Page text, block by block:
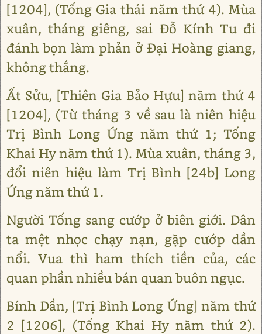
[1204], (Tống Gia thái năm thứ 4). Mùa
xuân, tháng giêng, sai Đỗ Kính Tu đi
đánh bọn làm phản ở Đại Hoàng giang,
không thắng.
Ất Sửu, [Thiên Gia Bảo Hựu] năm thứ 4
[1204], (Từ tháng 3 về sau là niên hiệu
Trị Bình Long Ứng năm thứ 1; Tống
Khai Hy năm thứ 1). Mùa xuân, tháng 3,
đổi niên hiệu làm Trị Bình [24b] Long
Ứng năm thứ 1.
Người Tống sang cướp ở biên giới. Dân
ta mệt nhọc chạy nạn, gặp cướp dần
nổi. Vua thì ham thích tiền của, các
quan phần nhiều bán quan buôn ngục.
Bính Dần, [Trị Bình Long Ứng] năm thứ
2 [1206], (Tống Khai Hy năm thứ 2).